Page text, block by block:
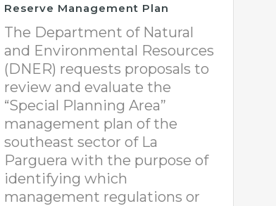
Reserve Management Plan
The Department of Natural
and Environmental Resources
(DNER) requests proposals to
review and evaluate the
“Special Planning Area”
management plan of the
southeast sector of La
Parguera with the purpose of
identifying which
management regulations or